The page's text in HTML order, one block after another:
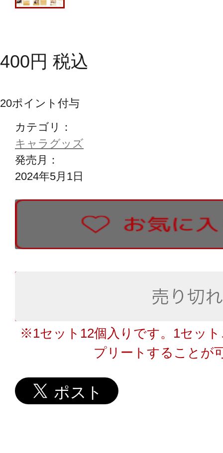
400円 税込
20ポイント付与
カテゴリ：
キャラグッズ
発売月：
2024年5月1日
※1セット12個入りです。1セッ
プリートすることが